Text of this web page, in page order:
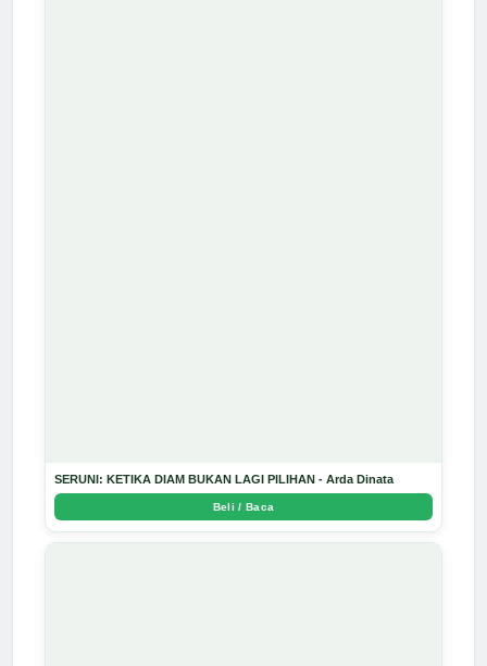
SERUNI: KETIKA DIAM BUKAN LAGI PILIHAN - Arda Dinata
Beli / Baca